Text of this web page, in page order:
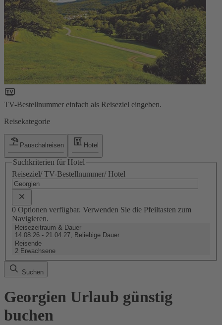
TV-Bestellnummer einfach als Reiseziel eingeben.
Reisekategorie
Pauschalreisen Hotel
Suchkriterien für Hotel
Reiseziel/ TV-Bestellnummer/ Hotel
0 Optionen verfügbar. Verwenden Sie die Pfeiltasten zum
Navigieren.
Reisezeitraum & Dauer
14.08.26 - 21.04.27, Beliebige Dauer
Reisende
2 Erwachsene
Suchen
Georgien Urlaub günstig
buchen